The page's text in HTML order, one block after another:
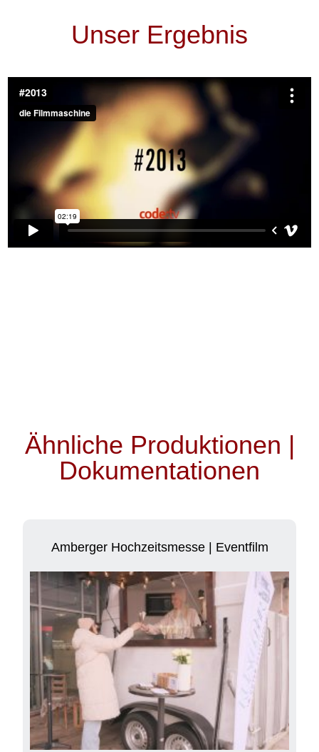
Unser Ergebnis
Ähnliche Produktionen |
Dokumentationen
Amberger Hochzeitsmesse | Eventfilm